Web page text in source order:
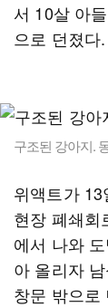
서 10살 아
으로 던졌다.
구조된 강아지.
위액트가
현장 폐쇄회
에서 나와
아 올리자
창문 밖으로